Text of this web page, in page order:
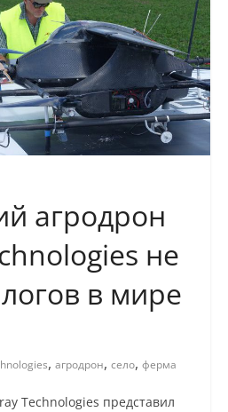
агродрон
не
в мире
, агродрон, село, ферма
Technologies представил